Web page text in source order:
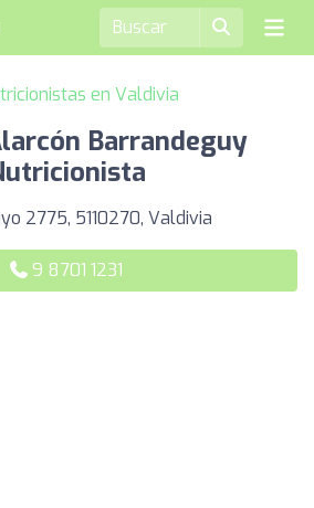
en Valdivia
Barrandeguy
2775, 5110270, Valdivia
9 8701 1231